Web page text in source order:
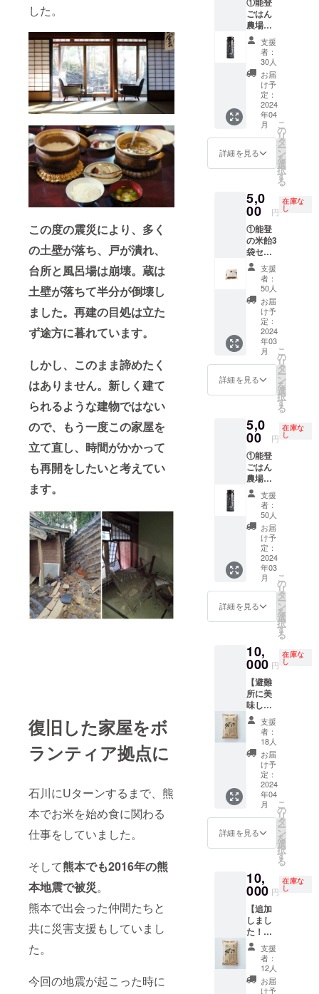
した。
この度の震災により、多く
の土壁が落ち、戸が潰れ、
台所と風呂場は崩壊。蔵は
土壁が落ちて半分が倒壊し
ました。再建の目処は立た
ず途方に暮れています。
しかし、このまま諦めたく
はありません。新しく建て
られるような建物ではない
ので、もう一度この家屋を
立て直し、時間がかかって
も再開をしたいと考えてい
ます。
復旧した家屋をボ
ランティア拠点に
石川にUターンするまで、熊
本でお米を始め食に関わる
仕事をしていました。
そして熊本でも2016年の熊
本地震で被災。
熊本で出会った仲間たちと
共に災害支援もしていまし
た。
今回の地震が起こった時に
ご自宅
に届い
た『ぽ
けっト
イレ』
はいざ
という
日の備
蓄セッ
トに加
え、こ
れを機
意識を
高めて
思いま
す。災
害時だ
けでな
くキャ
ンプ等
でもご
使用い
ただけ
ます。
商品詳
細や使
用方法
等はこ
ちらの
ページ
もしく
に添付
されて
いる説
明書を
ご覧く
ださ
い。 ▼
携帯ト
イレ
『ぽ
けっト
イレ』
https://
pocket
oilet.co
m/
す。 ▼
商品詳
細 ・ぬ
いぐる
みブラ
ンド
NICI(ニ
キ)とア
ドベン
チャー
ワール
ドの コ
いぐる
み 1個
ぎゅっ
と抱き
しめた
くなる
80㎝の
特大サ
イズ、
触り心
地のよ
いパン
ダのぬ
いぐる
みで
す。 ・
サイ
W400×
H800×
材 ポ
リエス
テル ・
対象年
齢 6歳
以上 ▼
アドベ
チャー
ワール
ド様
https://
www.a
s.com
のメー
ル
IREの
メッ
セージ
機能よ
りご支
援のお
礼メー
ルをお
送りし
ます
期限：
2024年
6月から
2年間 ※
復旧状
況によ
り宿泊
開始が
遅れる
可能性
もあり
ます。
遅れた
場合は
日から2
年間が
有効期
限とな
ります
支援後
のご予
約方
法：能
登ごは
ん農場
暮らし
の宿じ
ろざみ
ホーム
ページ
から予
記入く
ださ
い。そ
の際に
備考欄
に宿泊
リター
ンを支
援した
旨と
キャン
プファ
イヤー
のアカ
ウント
記載く
ださい
通費：
別途自
費負担
となり
ます ②
お礼の
メール
CAMPF
IREの
メッ
セージ
機能よ
りご支
援のお
礼メー
送りし
ます
お名前掲 載掲載
をご希望されな
い場合は「匿
名」と記載くだ
さい。 ▼能登ご
はん農場 暮らし
の宿じろざみHP
https://jirozami.
礼のお手紙をお
送りします ③宿
の宿泊割引1万円
際に、予約
フォームの備考
と、CAMPFIRE
のアカウント名
をご記載いただ
きましたら宿泊
代から1万円を割
引させていただ
きます。有効期
限は2024年6
月〜2026年5月
までです。※復旧
の遅れにより有
効期限を変更さ
せていただく可
能性もございま
す。予めご了承
ごはん
農場オ
リジナ
ル『に
んにく
醤油』
200g 1
産にん
にくを
これで
もかと
使用し
たにん
にく醤
す。能
登ごは
ん農場
で栽培
したに
んにく
を１瓶
に１玉
以上使
用し、
同じく
被災し
た能登
の地で
１００
年以上
続く鳥
で仕込
まれた
本醸造
醤油と
合わせ
熟成さ
せまし
た。 瓶
にはに
んにく
醤油を
使用し
たレシ
ピが印
刷され
ていま
す。
ン賞受
賞品。
原材
料：醤
油、に
んにく
賞味期
限：
2024年
9月1日
保存方
法：高
温直射
日光を
さけ常
存。開
封後要
200g ②
お礼の
メール
CAMPF
IREの
メッ
セージ
機能よ
りご支
援のお
支援
者：
30人
お届
け予
定：
2024
年04
月
詳細を見る
こ
の
リ
タ
ー
ン
を
選
択
す
る
5,0
00 円
在庫な
し
①能登
の米飴3
袋セッ
ト 300
年前の
加賀藩
在来米
の黒糯
（くろ
もち）
を復活
させま
した。
世界農
業遺産
能登の
ち米と
石川県
産大麦
のみを
使用
し、砂
糖不使
用で昔
ながら
の製法
で仕上
げまし
た。体
に優し
いすっ
きりし
た自然
量：
100g 賞
味期
限：
2025年
1月10
保存方
法：常
温にて
保存し
てくだ
さい 原
材料：
米 麦
礼の
メール
CAMPF
セージ
機能よ
りご支
援のお
礼メー
ルをお
送りし
ます
支援
者：
50人
お届
け予
定：
2024
年03
月
詳細を見る
こ
の
リ
タ
ー
ン
を
選
択
す
る
5,0
00 円
在庫な
し
①能登
ごはん
農場オ
リジナ
ル『に
んにく
醤油』
200g 1
産にん
にくを
これで
もかと
使用し
たにん
にく醤
す。能
登ごは
ん農場
で栽培
したに
んにく
を１瓶
に１玉
以上使
用し、
同じく
被災し
た能登
の地で
１００
年以上
続く鳥
で仕込
まれた
本醸造
醤油と
合わせ
熟成さ
せまし
た。 瓶
にはに
んにく
醤油を
支援
者：
50人
お届
け予
定：
2024
年03
月
詳細を見る
こ
の
リ
タ
ー
ン
を
選
択
す
る
10,
000 円
在庫な
し
【避難
所に美
味しい
お米を
送れる
権利】
避難所
では毎
日何キ
ロもの
お米を
炊いて
炊き出
しを行
なって
いま
のリ
ターン
を支援
いただ
いた際
には、
福島県
会津地
方でお
米問屋
を営む
支援
者：
18人
お届
け予
定：
2024
年04
月
詳細を見る
こ
の
リ
タ
ー
ン
を
選
択
す
る
10,
000 円
在庫な
し
【追加
しまし
た！避
難所に
美味し
いお米
を送れ
る権
支援
者：
12人
お届
け予